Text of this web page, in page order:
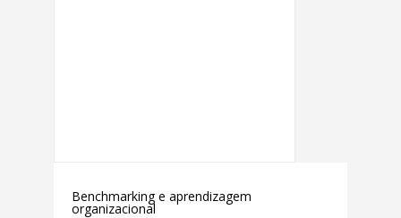
Benchmarking e aprendizagem
organizacional